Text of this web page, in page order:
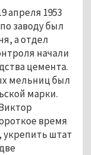
апреля 1953
заводу был
а отдел
начали
цемента.
мельниц был
марки.
время
укрепить штат